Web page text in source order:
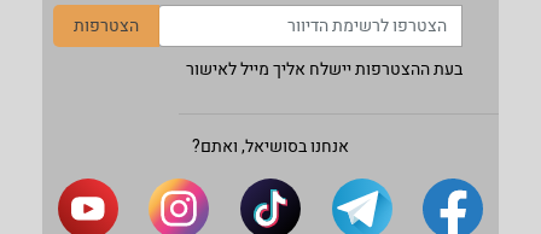
הצטרפות
בעת ההצטרפות יישלח אליך מייל לאישור
אנחנו בסושיאל, ואתם?